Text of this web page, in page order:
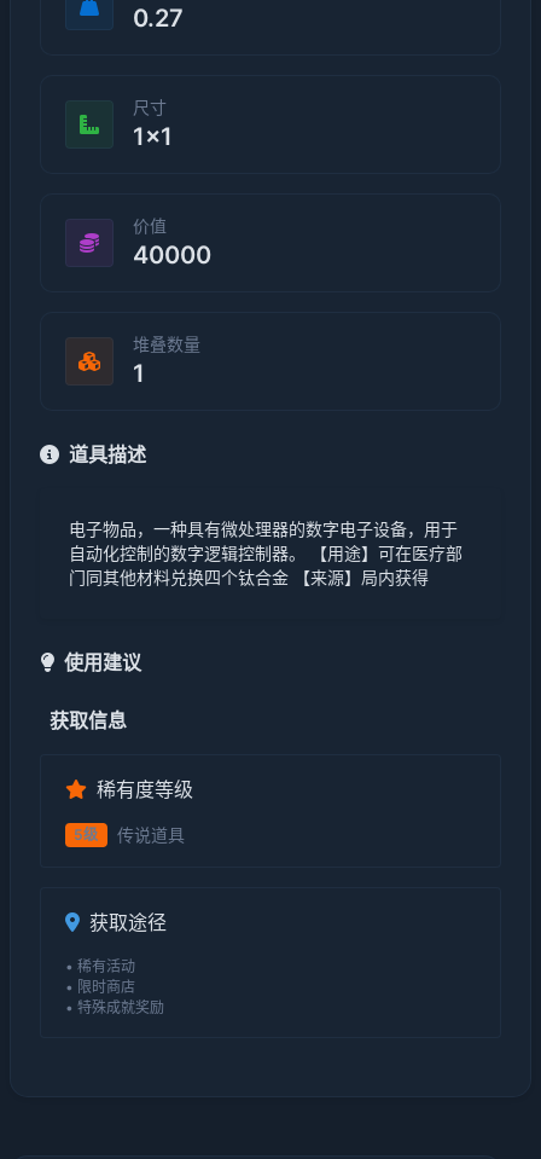
0.27
尺寸
1×1
价值
40000
堆叠数量
1
道具描述
电子物品，一种具有微处理器的数字电子设备，用于
自动化控制的数字逻辑控制器。 【用途】可在医疗部
门同其他材料兑换四个钛合金 【来源】局内获得
使用建议
获取信息
稀有度等级
5级 传说道具
获取途径
• 稀有活动
• 限时商店
• 特殊成就奖励